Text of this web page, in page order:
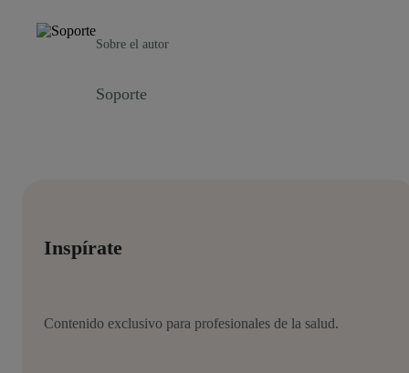
Sobre el autor
Soporte
Inspírate
Contenido exclusivo para profesionales de la salud.